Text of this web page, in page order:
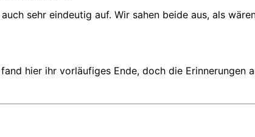
sehr eindeutig auf. Wir sahen beide aus, als
hier ihr vorläufiges Ende, doch die